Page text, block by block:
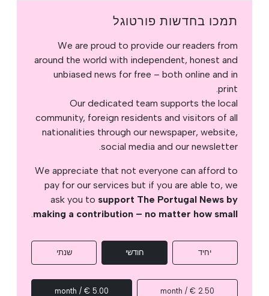
תמכו בחדשות פורטוגל
We are proud to provide our readers from
around the world with independent, honest and
unbiased news for free – both online and in
print.
Our dedicated team supports the local
community, foreign residents and visitors of all
nationalities through our newspaper, website,
social media and our newsletter.
We appreciate that not everyone can afford to
pay for our services but if you are able to, we
ask you to support The Portugal News by
making a contribution – no matter how small
.
יחיד חודשי שנתי
2.50 € / month
5.00 € / month